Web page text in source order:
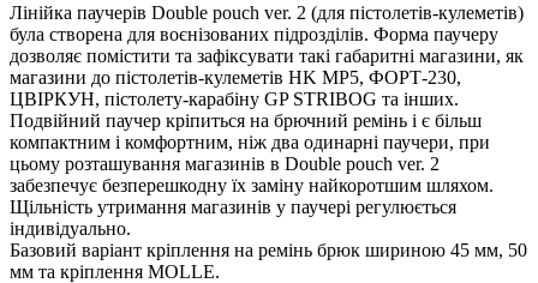
Лінійка паучерів Double pouch ver. 2 (для пістолетів-кулеметів)
була створена для воєнізованих підрозділів. Форма паучеру
дозволяє помістити та зафіксувати такі габаритні магазини, як
магазини до пістолетів-кулеметів HK МP5, ФОРТ-230,
ЦВІРКУН, пістолету-карабіну GP STRIBOG та інших.
Подвійний паучер кріпиться на брючний ремінь і є більш
компактним і комфортним, ніж два одинарні паучери, при
цьому розташування магазинів в Double pouch ver. 2
забезпечує безперешкодну їх заміну найкоротшим шляхом.
Щільність утримання магазинів у паучері регулюється
індивідуально.
Базовий варіант кріплення на ремінь брюк шириною 45 мм, 50
мм та кріплення MOLLE.